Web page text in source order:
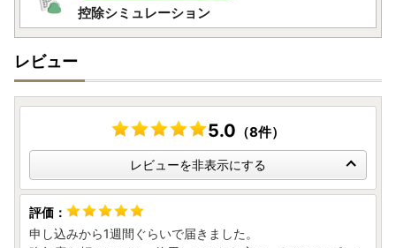
控除シミュレーション
レビュー
5.0 （8件）
レビューを非表示にする
申し込みから1週間ぐらいで届きました。